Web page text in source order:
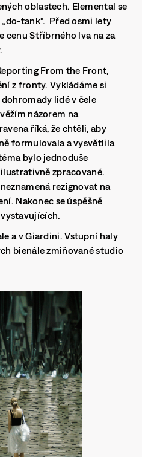
oblastech. Elemental se
tank“. Před osmi lety
cenu Stříbrného lva na za
From the Front,
z fronty. Vykládáme si
lidé v čele
názorem na
říká, že chtěli, aby
formulovala a vysvětlila
bylo jednoduše
zpracované.
rezignovat na
Nakonec se úspěšně
a v Giardini. Vstupní haly
bienále zmiňované studio